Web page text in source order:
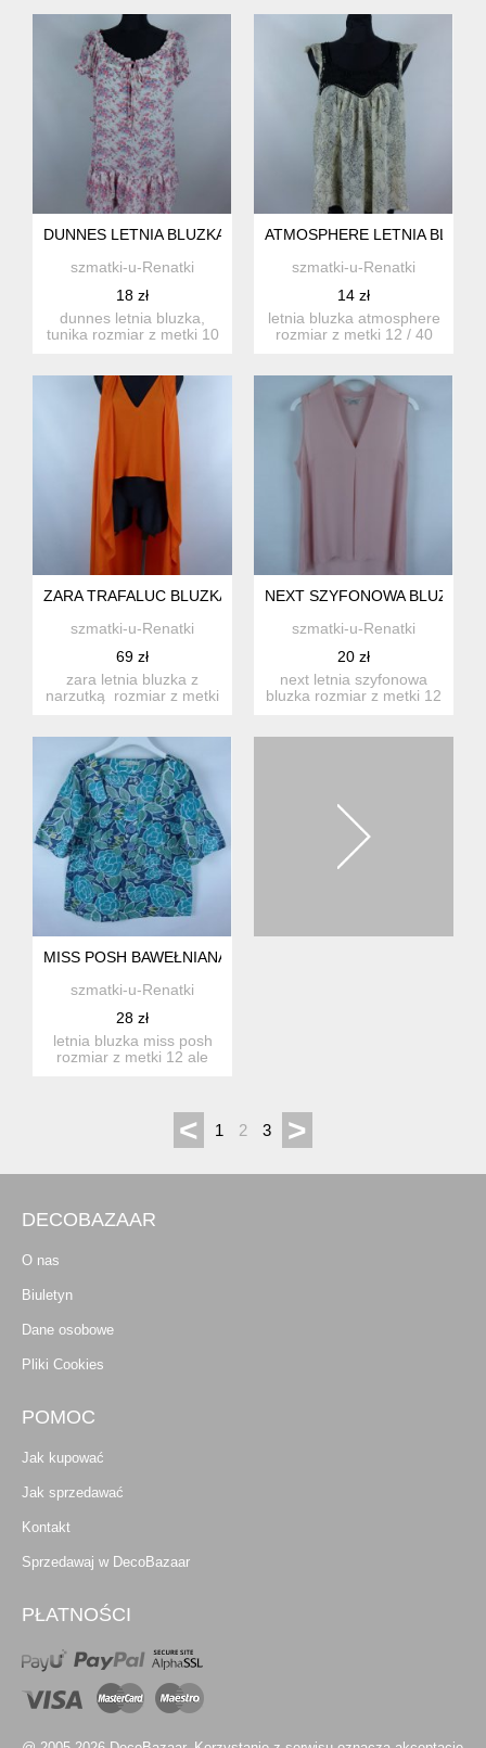
DUNNES LETNIA BLUZKA TUNIKA SZYFON KWIATKI 10 / 38
szmatki-u-Renatki
18 zł
dunnes letnia bluzka,
tunika rozmiar z metki 10
ATMOSPHERE LETNIA
szmatki-u-Renatki
14 zł
letnia bluzka atmosphere
rozmiar z metki 12 / 40
ZARA TRAFALUC BLUZKA TOP Z DŁUGĄ ASYMETRYCZNĄ
szmatki-u-Renatki
69 zł
zara letnia bluzka z
narzutką rozmiar z metki
NEXT SZYFONOWA BLUZKA
szmatki-u-Renatki
20 zł
next letnia szyfonowa
bluzka rozmiar z metki 12
MISS POSH BAWEŁNIANA BLUZKA BAWEŁNA 12 / 38
szmatki-u-Renatki
28 zł
letnia bluzka miss posh
rozmiar z metki 12 ale
< 1 2 3 >
DECOBAZAAR
O nas
Biuletyn
Dane osobowe
Pliki Cookies
POMOC
Jak kupować
Jak sprzedawać
Kontakt
Sprzedawaj w DecoBazaar
PŁATNOŚCI